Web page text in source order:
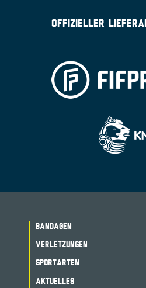
OFFIZIELLER
BANDAGEN
VERLETZUNGEN
SPORTARTEN
AKTUELLES